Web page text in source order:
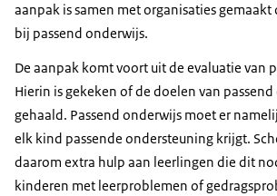
aanpak is samen met organisaties
bij passend onderwijs.
De aanpak komt voort uit de evaluatie van
Hierin is gekeken of de doelen van
gehaald. Passend onderwijs moet er
elk kind passende ondersteuning krijgt.
daarom extra hulp aan leerlingen die dit
kinderen met leerproblemen of